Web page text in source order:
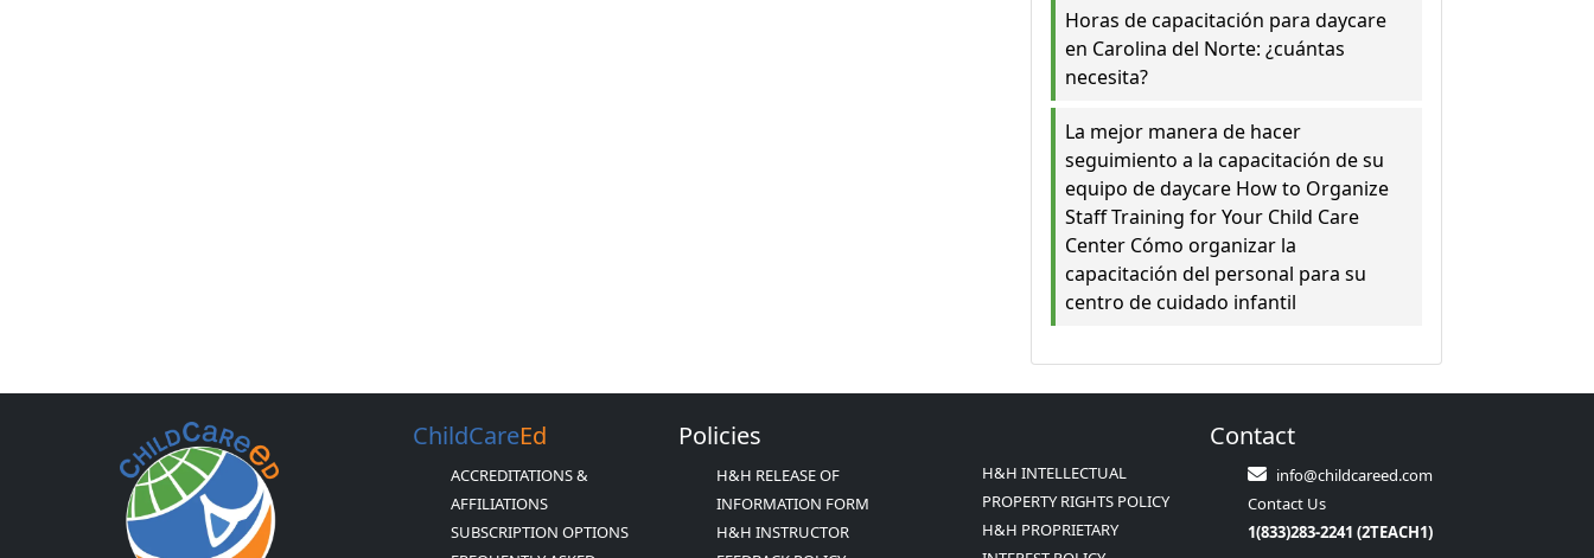
Horas de capacitación para daycare
en Carolina del Norte: ¿cuántas
necesita?
La mejor manera de hacer
seguimiento a la capacitación de su
equipo de daycare How to Organize
Staff Training for Your Child Care
Center Cómo organizar la
capacitación del personal para su
centro de cuidado infantil
ChildCareEd
ACCREDITATIONS &
AFFILIATIONS
SUBSCRIPTION OPTIONS
Policies
H&H RELEASE OF
INFORMATION FORM
H&H INSTRUCTOR
H&H INTELLECTUAL
PROPERTY RIGHTS POLICY
H&H PROPRIETARY
Contact
info@childcareed.com
Contact Us
1(833)283-2241 (2TEACH1)